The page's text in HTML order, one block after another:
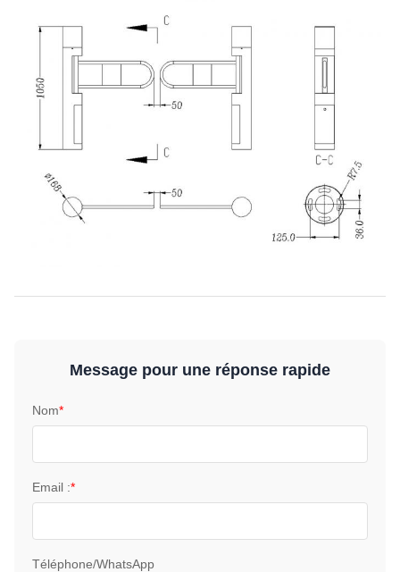
Message pour une réponse rapide
Nom*
Email :*
Téléphone/WhatsApp